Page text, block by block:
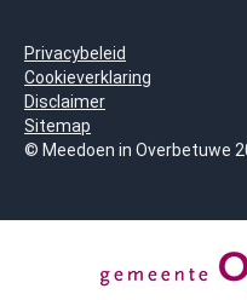
Privacybeleid
Cookieverklaring
Disclaimer
Sitemap
© Meedoen in Overbetuwe